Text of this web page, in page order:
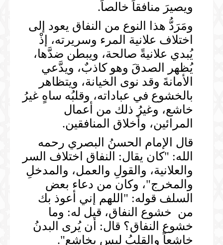
ويصيرَ منافقاً خالصاً.
ومَرَدُّ هذا النوع من النفاق يعود إلى
اختلاف علانية المرء وسريرته، إذْ
يُبدي علانيةً صالحة، ويبطن ضدَّها،
يُظهر الصدقَ وهو كاذبٌ، ويدَّعي
الأمانةَ وقد نوى الخيانة، ويتظاهر
بالخشوع في عباداته، وقلبُه ساهٍ غيرُ
خاشع، وغيرُ ذلك من أعمال
المرائين، وأخلاق المنافقين.
قال الإمام الحسنُ البصري رحمه
الله: "كان يقال: النفاق اختلاف السر
والعلانية، والقولِ والعمل، والمدخلِ
والمخرج"، وكان من دعاء بعض
السلف قوله: "اللهم إني أعوذ بك
من خشوع النفاق، قيل له: وما
خشوع النفاق؟ قال: أن يُرى البدنُ
خاشعاً والقلبُ ليس بخاشع".